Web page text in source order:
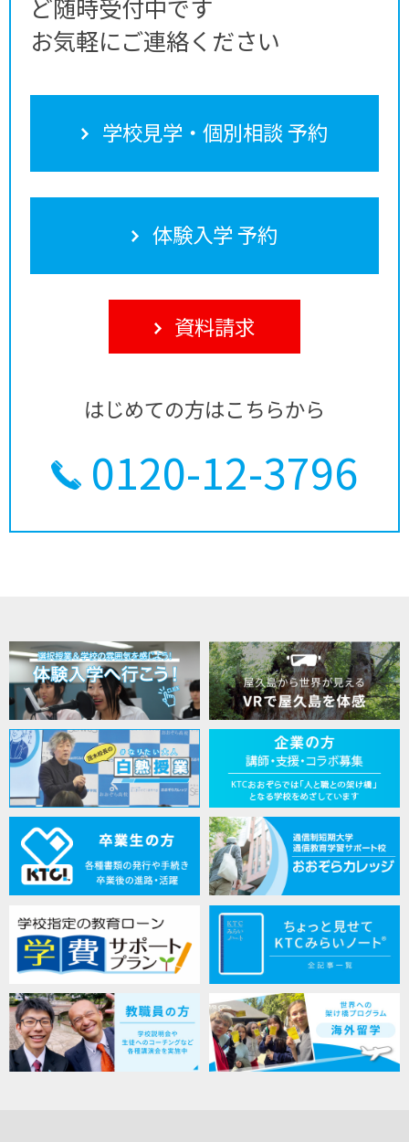
ど随時受付中です
お気軽にご連絡ください
学校見学・個別相談 予約
体験入学 予約
資料請求
はじめての方はこちらから
0120-12-3796